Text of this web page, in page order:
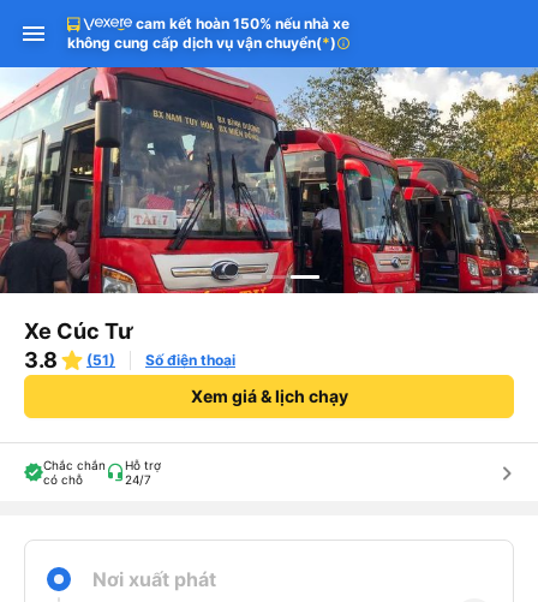
cam kết hoàn 150% nếu nhà xe
không cung cấp dịch vụ vận chuyển(*)info
Xe Cúc Tư
3.8
(51) Số điện thoại
Xem giá & lịch chạy
Chắc chắn
có chỗ
Hỗ trợ
24/7
keyboard_arrow_right
Nơi xuất phát